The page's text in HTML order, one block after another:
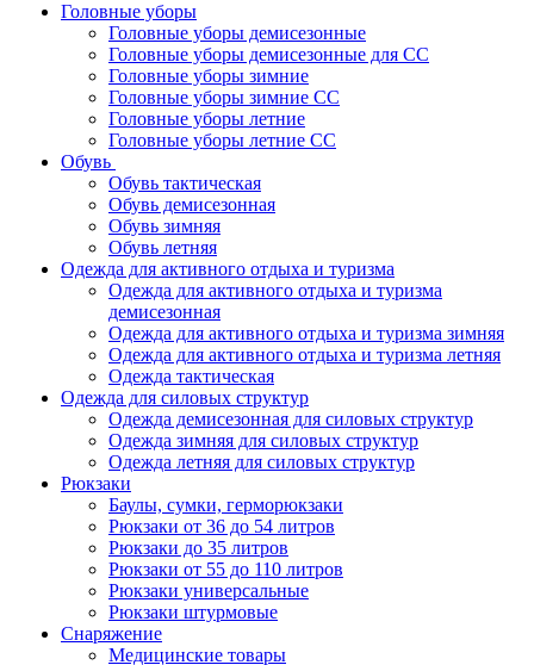
Головные уборы
Головные уборы демисезонные
Головные уборы демисезонные для СС
Головные уборы зимние
Головные уборы зимние СС
Головные уборы летние
Головные уборы летние СС
Обувь
Обувь тактическая
Обувь демисезонная
Обувь зимняя
Обувь летняя
Одежда для активного отдыха и туризма
Одежда для активного отдыха и туризма
демисезонная
Одежда для активного отдыха и туризма зимняя
Одежда для активного отдыха и туризма летняя
Одежда тактическая
Одежда для силовых структур
Одежда демисезонная для силовых структур
Одежда зимняя для силовых структур
Одежда летняя для силовых структур
Рюкзаки
Баулы, сумки, герморюкзаки
Рюкзаки от 36 до 54 литров
Рюкзаки до 35 литров
Рюкзаки от 55 до 110 литров
Рюкзаки универсальные
Рюкзаки штурмовые
Снаряжение
Медицинские товары